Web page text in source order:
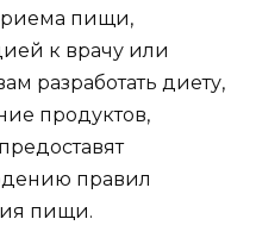
пищи,
к врачу или
разработать диету,
продуктов,
правил
пищи.